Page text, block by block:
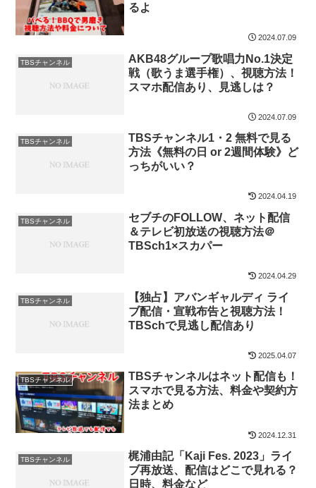
るよ
2024.07.09
TBSチャンネル
AKB48グループ歌唱力No.1決定
戦（歌うま選手権）、視聴方法！
スマホ配信あり、見逃しは？
2024.07.09
TBSチャンネル
TBSチャンネル1・2 無料で見る
方法《無料の日 or 2週間体験》ど
っちがいい？
2024.04.19
TBSチャンネル
セブチのFOLLOW、ネット配信
＆テレビ初放送の視聴方法＠
TBSch1×スカパー
2024.04.29
TBSチャンネル
【独占】アバンギャルディ ライ
ブ配信・宣戦布告と視聴方法！
TBSchで見逃し配信あり
2025.04.07
TBSチャンネル
TBSチャンネルはネット配信も！
スマホで見る方法、料金や契約方
法まとめ
2024.12.31
TBSチャンネル
梶浦由記「Kaji Fes. 2023」ライ
ブ再放送、配信はどこで見れる？
日時、料金など